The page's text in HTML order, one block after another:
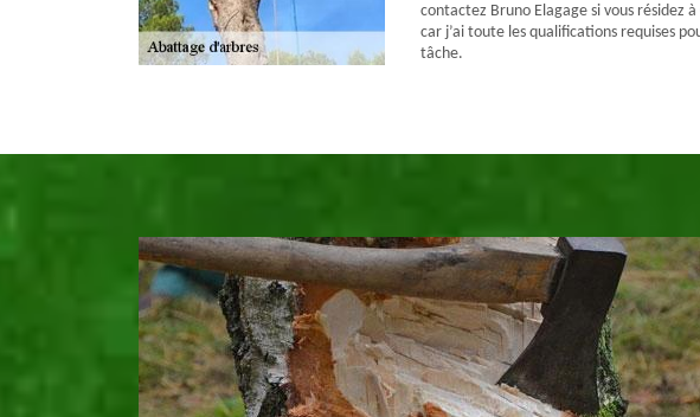
contactez Bruno Elagage si vous résidez à
car j’ai toute les qualifications requises
tâche.